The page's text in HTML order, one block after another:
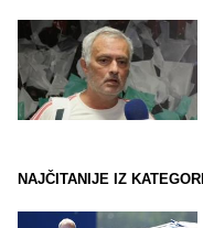
NAJČITANIJE IZ